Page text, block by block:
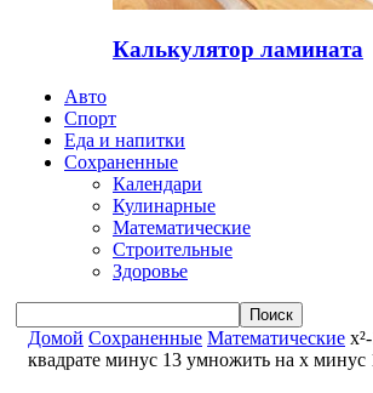
Калькулятор ламината
Авто
Спорт
Еда и напитки
Сохраненные
Календари
Кулинарные
Математические
Строительные
Здоровье
Домой Сохраненные Математические
квадрате минус 13 умножить на x минус